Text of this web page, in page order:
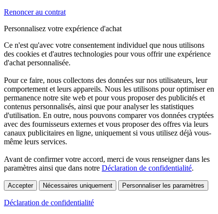
Renoncer au contrat
Personnalisez votre expérience d'achat
Ce n'est qu'avec votre consentement individuel que nous utilisons
des cookies et d'autres technologies pour vous offrir une expérience
d'achat personnalisée.
Pour ce faire, nous collectons des données sur nos utilisateurs, leur
comportement et leurs appareils. Nous les utilisons pour optimiser en
permanence notre site web et pour vous proposer des publicités et
contenus personnalisés, ainsi que pour analyser les statistiques
d'utilisation. En outre, nous pouvons comparer vos données cryptées
avec des fournisseurs externes et vous proposer des offres via leurs
canaux publicitaires en ligne, uniquement si vous utilisez déjà vous-
même leurs services.
Avant de confirmer votre accord, merci de vous renseigner dans les
paramètres ainsi que dans notre Déclaration de confidentialité.
Accepter Nécessaires uniquement Personnaliser les paramètres
Déclaration de confidentialité